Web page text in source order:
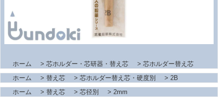
ホーム > 芯ホルダー・芯研器・替え芯 > 芯ホルダー替え芯
ホーム
> 替え芯 > 芯ホルダー替え芯・硬度別 > 2B
ホーム
> 替え芯 > 芯径別 > 2mm